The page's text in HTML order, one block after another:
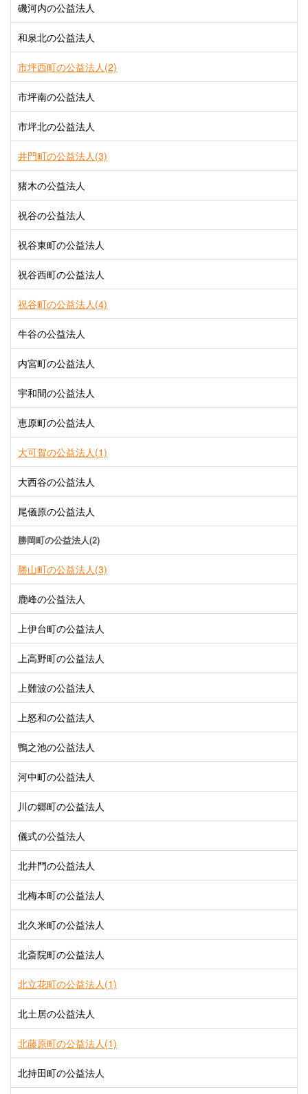
磯河内の公益法人
和泉北の公益法人
市坪西町の公益法人(2)
市坪南の公益法人
市坪北の公益法人
井門町の公益法人(3)
猪木の公益法人
祝谷の公益法人
祝谷東町の公益法人
祝谷西町の公益法人
祝谷町の公益法人(4)
牛谷の公益法人
内宮町の公益法人
宇和間の公益法人
恵原町の公益法人
大可賀の公益法人(1)
大西谷の公益法人
尾儀原の公益法人
勝岡町の公益法人(2)
勝山町の公益法人(3)
鹿峰の公益法人
上伊台町の公益法人
上高野町の公益法人
上難波の公益法人
上怒和の公益法人
鴨之池の公益法人
河中町の公益法人
川の郷町の公益法人
儀式の公益法人
北井門の公益法人
北梅本町の公益法人
北久米町の公益法人
北斎院町の公益法人
北立花町の公益法人(1)
北土居の公益法人
北藤原町の公益法人(1)
北持田町の公益法人